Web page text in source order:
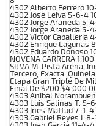
4302 Alberto Ferrero
4302 Jose Leiva 5-6-4
4302 Jorge Araneda 5-4-
4302 Jorge Araneda 5-
4302 Victor Caballeria
4302 Enrique Lagunas
4302 Eduardo Donoso
NOVENA CARRERA
SILVA M. Pista Arena.
Tercero, Exacta,
Etapa Gran Triple De
Final De $200
4303 Anibal
4303 Luis Salinas T. 5-
4303 Ines Maffud 7-1-4
4303 Gabriel Reyes I.